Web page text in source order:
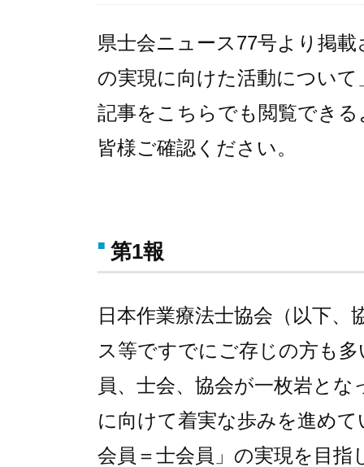
県士会ニュース77号より掲
の実現に向けた活動について
記事をこちらでも閲覧でき
皆様ご確認ください。
第1報
日本作業療法士協会（以下
ス等ですでにご存じの方も
員、士会、協会が一枚岩と
に向けて着実な歩みを進め
会員＝士会員」の実現を目指